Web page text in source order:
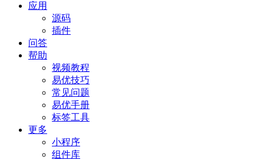
应用
源码
插件
问答
帮助
视频教程
易优技巧
常见问题
易优手册
标签工具
更多
小程序
组件库